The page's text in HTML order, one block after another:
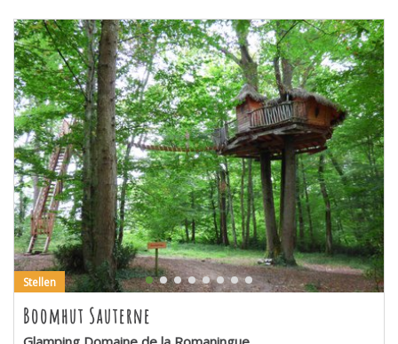
Stellen
Boomhut Sauterne